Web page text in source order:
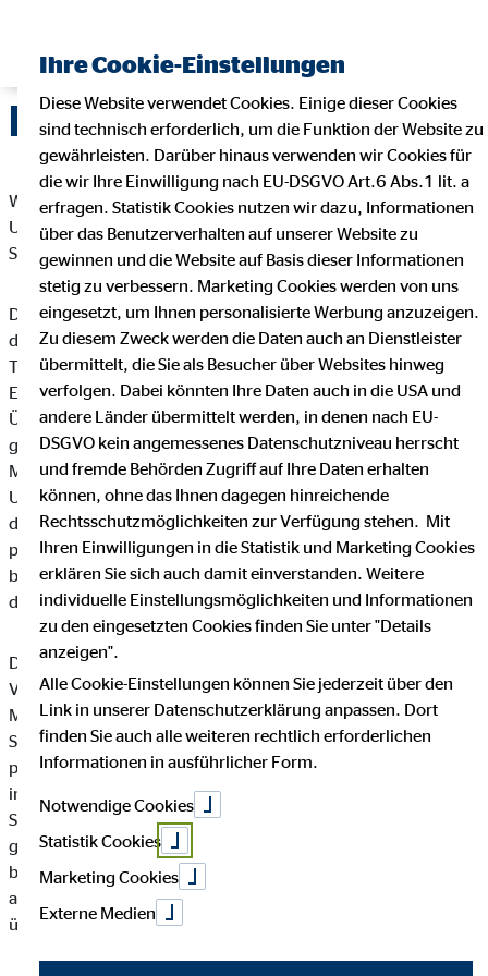
Datenschutz
Wir freuen uns sehr über Ihr Interesse an unserem
Unternehmen. Datenschutz hat einen besonders hohen
Stellenwert bei der OVB Vermögensberatung AG.
Die Verarbeitung personenbezogener Daten, beispielsweise
des Namens, der Anschrift, E-Mail-Adresse oder
Telefonnummer einer betroffenen Person, erfolgt stets im
Einklang mit der Datenschutz-Grundverordnung und in
Übereinstimmung mit den für die OVB Vermögensberatung AG
geltenden landesspezifischen Datenschutzbestimmungen.
Mittels dieser Datenschutzerklärung möchte unser
Unternehmen die Öffentlichkeit über Art, Umfang und Zweck
der von uns erhobenen, genutzten und verarbeiteten
personenbezogenen Daten informieren. Ferner werden
betroffene Personen mittels dieser Datenschutzerklärung über
die ihnen zustehenden Rechte aufgeklärt.
Die OVB Vermögensberatung AG hat als für die Verarbeitung
Verantwortlicher zahlreiche technische und organisatorische
Maßnahmen umgesetzt, um einen möglichst lückenlosen
Schutz der über diese Internetseite verarbeiteten
personenbezogenen Daten sicherzustellen. Dennoch können
internetbasierte Datenübertragungen grundsätzlich
Sicherheitslücken aufweisen, sodass ein absoluter Schutz nicht
gewährleistet werden kann. Aus diesem Grund steht es jeder
betroffenen Person frei, personenbezogene Daten auch auf
alternativen Wegen, beispielsweise telefonisch, an uns zu
übermitteln.
Ihre Cookie-Einstellungen
Diese Website verwendet Cookies. Einige dieser Cookies
sind technisch erforderlich, um die Funktion der Website zu
gewährleisten. Darüber hinaus verwenden wir Cookies für
die wir Ihre Einwilligung nach EU-DSGVO Art.6 Abs.1 lit. a
erfragen. Statistik Cookies nutzen wir dazu, Informationen
über das Benutzerverhalten auf unserer Website zu
gewinnen und die Website auf Basis dieser Informationen
stetig zu verbessern. Marketing Cookies werden von uns
eingesetzt, um Ihnen personalisierte Werbung anzuzeigen.
Zu diesem Zweck werden die Daten auch an Dienstleister
übermittelt, die Sie als Besucher über Websites hinweg
verfolgen. Dabei könnten Ihre Daten auch in die USA und
andere Länder übermittelt werden, in denen nach EU-
DSGVO kein angemessenes Datenschutzniveau herrscht
und fremde Behörden Zugriff auf Ihre Daten erhalten
können, ohne das Ihnen dagegen hinreichende
Rechtsschutzmöglichkeiten zur Verfügung stehen. Mit
Ihren Einwilligungen in die Statistik und Marketing Cookies
erklären Sie sich auch damit einverstanden. Weitere
individuelle Einstellungsmöglichkeiten und Informationen
zu den eingesetzten Cookies finden Sie unter "Details
anzeigen".
Alle Cookie-Einstellungen können Sie jederzeit über den
Link in unserer Datenschutzerklärung anpassen. Dort
finden Sie auch alle weiteren rechtlich erforderlichen
Informationen in ausführlicher Form.
Notwendige Cookies
Statistik Cookies
Marketing Cookies
Externe Medien